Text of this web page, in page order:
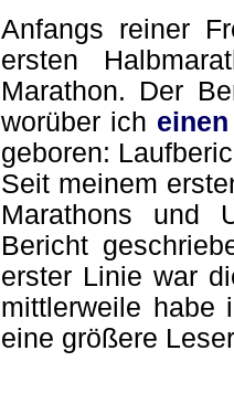
Anfangs reiner
ersten
Marathon. Der
worüber ich
geboren:
Seit meinem
Marathons und
Bericht
erster Linie war
mittlerweile habe
eine größere